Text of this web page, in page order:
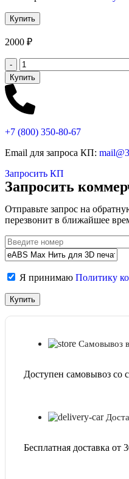
2000 ₽
Купить
+7 (800) 350-80-67
Email для запроса КП:
Запросить КП
Запросить
Отправьте запрос на
перезвонит в ближайшее
Я принимаю Политику
Самовывоз
Доступен самовывоз со
Бесплатная доставка от